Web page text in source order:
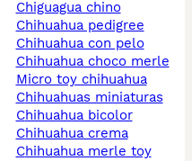
chiguagua chino
chihuahua pedigree
chihuahua con pelo
chihuahua choco merle
micro toy chihuahua
chihuahuas miniaturas
chihuahua bicolor
chihuahua crema
chihuahua merle toy